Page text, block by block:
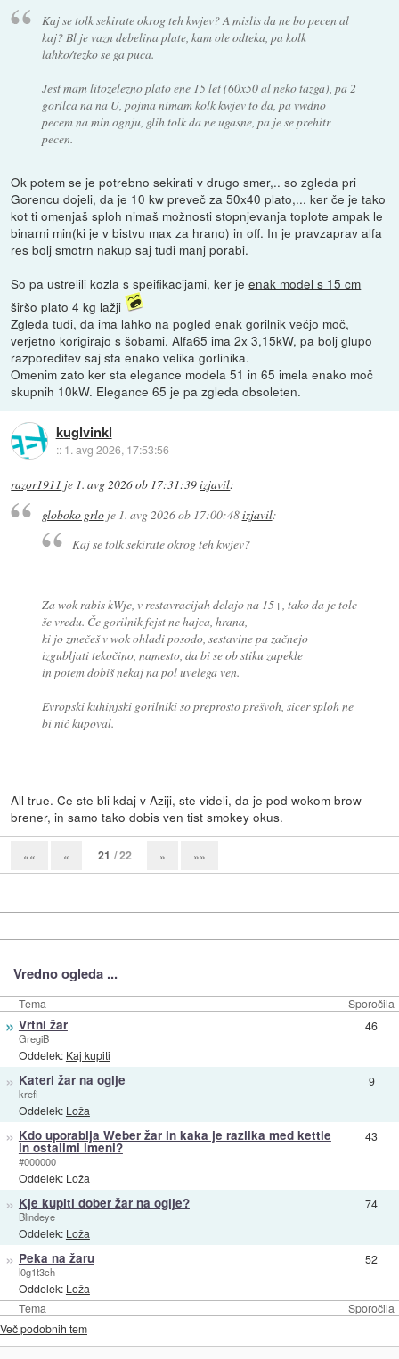
Kaj se tolk sekirate okrog teh kwjev? A mislis da ne bo pecen al
kaj? Bl je vazn debelina plate, kam ole odteka, pa kolk
lahko/tezko se ga puca.
Jest mam litozelezno plato ene 15 let (60x50 al neko tazga), pa 2
gorilca na na U, pojma nimam kolk kwjev to da, pa vwdno
pecem na min ognju, glih tolk da ne ugasne, pa je se prehitr
pecen.
Ok potem se je potrebno sekirati v drugo smer,.. so zgleda pri
Gorencu dojeli, da je 10 kw preveč za 50x40 plato,... ker če je tako
kot ti omenjaš sploh nimaš možnosti stopnjevanja toplote ampak le
binarni min(ki je v bistvu max za hrano) in off. In je pravzaprav alfa
res bolj smotrn nakup saj tudi manj porabi.
So pa ustrelili kozla s speifikacijami, ker jeenak model s 15 cm
širšo plato 4 kg lažji
Zgleda tudi, da ima lahko na pogled enak gorilnik večjo moč,
verjetno korigirajo s šobami. Alfa65 ima 2x 3,15kW, pa bolj glupo
razporeditev saj sta enako velika gorlinika.
Omenim zato ker sta elegance modela 51 in 65 imela enako moč
skupnih 10kW. Elegance 65 je pa zgleda obsoleten.
kuglvinkl
:: 1. avg 2026, 17:53:56
razor1911 je 1. avg 2026 ob 17:31:39izjavil:
globoko grloje 1. avg 2026 ob 17:00:48izjavil:
Kaj se tolk sekirate okrog teh kwjev?
Za wok rabis kWje, v restavracijah delajo na 15+, tako da je tole
še vredu. Če gorilnik fejst ne hajca, hrana,
ki jo zmečeš v wok ohladi posodo, sestavine pa začnejo
izgubljati tekočino, namesto, da bi se ob stiku zapekle
in potem dobiš nekaj na pol uvelega ven.
Evropski kuhinjski gorilniki so preprosto prešvoh, sicer sploh ne
bi nič kupoval.
All true. Ce ste bli kdaj v Aziji, ste videli, da je pod wokom brow
brener, in samo tako dobis ven tist smokey okus.
«« « 21 / 22 » »»
Vredno ogleda ...
Tema Sporočila
Tema Sporočila
» Vrtni žar
GregiB
Oddelek: Kaj kupiti
46
» Kateri žar na oglje
krefi
Oddelek: Loža
9
» Kdo uporablja Weber žar in kaka je razlika med kettle
in ostalimi imeni?
#000000
Oddelek: Loža
43
» Kje kupiti dober žar na oglje?
Blindeye
Oddelek: Loža
74
» Peka na žaru
l0g1t3ch
Oddelek: Loža
52
Več podobnih tem